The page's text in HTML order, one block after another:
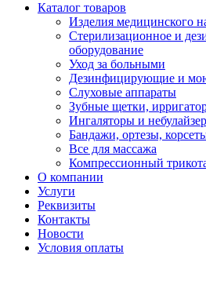
Каталог товаров
Изделия медицинского
Стерилизационное и
оборудование
Уход за больными
Дезинфицирующие и
Слуховые аппараты
Зубные щетки,
Ингаляторы и
Бандажи, ортезы,
Все для массажа
Компрессионный
О компании
Услуги
Реквизиты
Контакты
Новости
Условия оплаты